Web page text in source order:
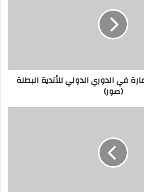
في الدوري الدولي للأندية البطلة
(صور)